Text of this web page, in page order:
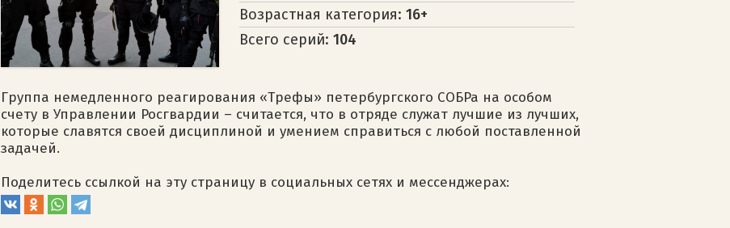
Возрастная категория: 16+
Всего серий: 104
Группа немедленного реагирования «Трефы» петербургского СОБРа на особом
счету в Управлении Росгвардии – считается, что в отряде служат лучшие из лучших,
которые славятся своей дисциплиной и умением справиться с любой поставленной
задачей.
Поделитесь ссылкой на эту страницу в социальных сетях и мессенджерах: